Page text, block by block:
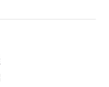
责任保险、精神病监护
等）；（三）传统财产